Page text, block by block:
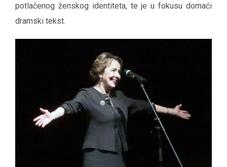
potlačenog ženskog identiteta, te je u fokusu domaći
dramski tekst.